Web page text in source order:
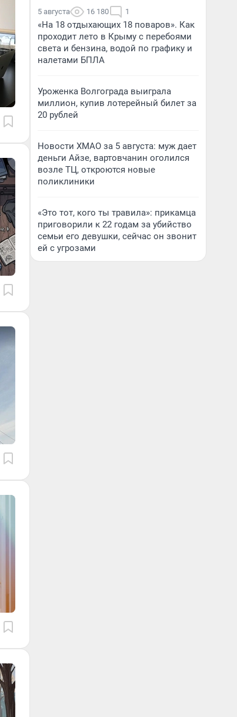
5 августа 16 180 1
«На 18 отдыхающих 18 поваров». Как
проходит лето в Крыму с перебоями
света и бензина, водой по графику и
налетами БПЛА
Уроженка Волгограда выиграла
миллион, купив лотерейный билет за
20 рублей
Новости ХМАО за 5 августа: муж дает
деньги Айзе, вартовчанин оголился
возле ТЦ, откроются новые
поликлиники
«Это тот, кого ты травила»: прикамца
приговорили к 22 годам за убийство
семьи его девушки, сейчас он звонит
ей с угрозами